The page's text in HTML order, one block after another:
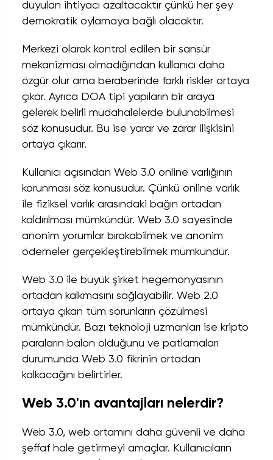
duyulan ihtiyacı azaltacaktır çünkü her şey
demokratik oylamaya bağlı olacaktır.
Merkezi olarak kontrol edilen bir sansür
mekanizması olmadığından kullanıcı daha
özgür olur ama beraberinde farklı riskler ortaya
çıkar. Ayrıca DOA tipi yapıların bir araya
gelerek belirli müdahalelerde bulunabilmesi
söz konusudur. Bu ise yarar ve zarar ilişkisini
ortaya çıkarır.
Kullanıcı açısından Web 3.0 online varlığının
korunması söz konusudur. Çünkü online varlık
ile fiziksel varlık arasındaki bağın ortadan
kaldırılması mümkündür. Web 3.0 sayesinde
anonim yorumlar bırakabilmek ve anonim
ödemeler gerçekleştirebilmek mümkündür.
Web 3.0 ile büyük şirket hegemonyasının
ortadan kalkmasını sağlayabilir. Web 2.0
ortaya çıkan tüm sorunların çözülmesi
mümkündür. Bazı teknoloji uzmanları ise kripto
paraların balon olduğunu ve patlamaları
durumunda Web 3.0 fikrinin ortadan
kalkacağını belirtirler.
Web 3.0'ın avantajları nelerdir?
Web 3.0, web ortamını daha güvenli ve daha
şeffaf hale getirmeyi amaçlar. Kullanıcıların